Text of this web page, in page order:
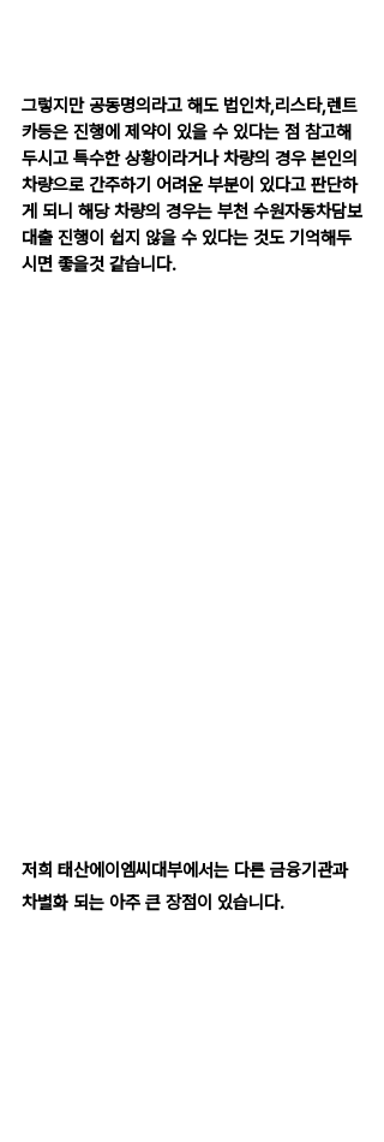
그렇지만 공동명의라고 해도 법인차,리스타,렌트
카등은 진행에 제약이 있을 수 있다는 점 참고해
두시고 특수한 상황이라거나 차량의 경우 본인의
차량으로 간주하기 어려운 부분이 있다고 판단하
게 되니 해당 차량의 경우는 부천 수원자동차담보
대출 진행이 쉽지 않을 수 있다는 것도 기억해두
시면 좋을것 같습니다.
저희 태산에이엠씨대부에서는 다른 금융기관과
차별화 되는 아주 큰 장점이 있습니다.